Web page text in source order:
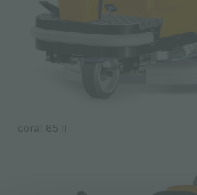
coral 65 II